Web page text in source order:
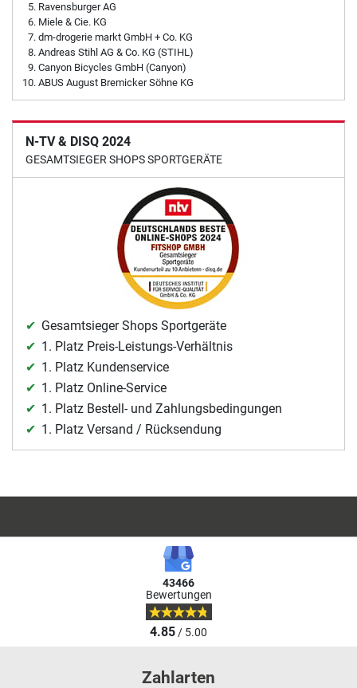
Ravensburger AG
Miele & Cie. KG
dm-drogerie markt GmbH + Co. KG
Andreas Stihl AG & Co. KG (STIHL)
Canyon Bicycles GmbH (Canyon)
ABUS August Bremicker Söhne KG
N-TV & DISQ 2024
GESAMTSIEGER SHOPS SPORTGERÄTE
Gesamtsieger Shops Sportgeräte
1. Platz Preis-Leistungs-Verhältnis
1. Platz Kundenservice
1. Platz Online-Service
1. Platz Bestell- und Zahlungsbedingungen
1. Platz Versand / Rücksendung
43466
Bewertungen
4.85/ 5.00
Zahlarten